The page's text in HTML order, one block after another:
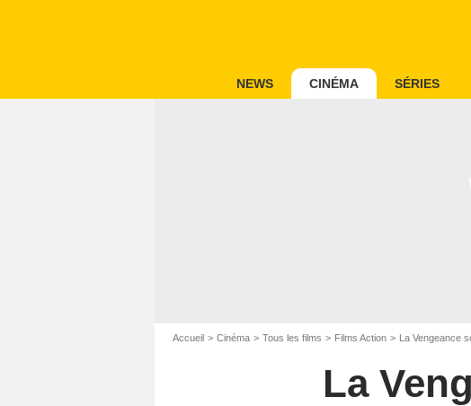
NEWS CINÉMA SÉRIES
Accueil Cinéma Tous les films Films Action La Vengeance
La